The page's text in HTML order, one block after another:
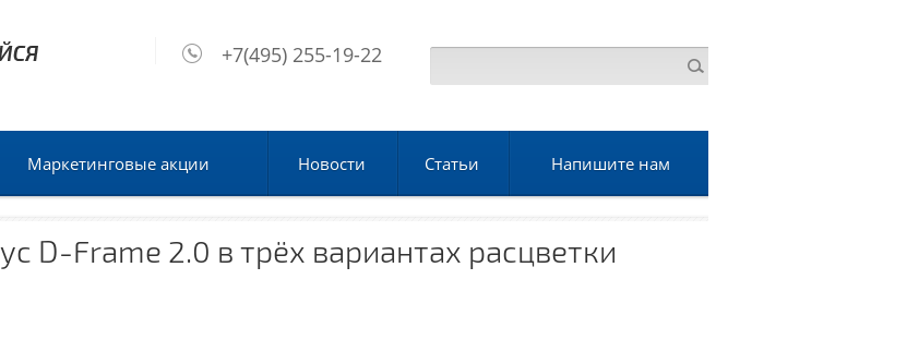
+7(495) 255-19-22
Маркетинговые акции Новости Статьи Напишите нам
D-Frame 2.0 в трёх вариантах расцветки